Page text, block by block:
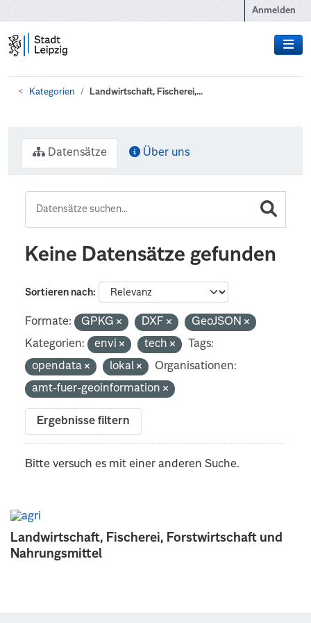
Anmelden
Kategorien Landwirtschaft, Fischerei,...
Landwirtschaft, Fischerei, Forstwirtschaft und
Nahrungsmittel
Datensätze Über uns
Keine Datensätze gefunden
Sortieren nach
Formate: GPKG DXF
GeoJSON
Kategorien:
envi tech
Tags:
opendata
lokal
Organisationen:
amt-fuer-geoinformation
Ergebnisse filtern
Bitte versuch es mit einer anderen Suche.